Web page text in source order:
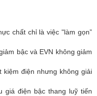
chất chỉ là việc "làm gọn”
bậc và EVN không giảm
điện nhưng không giải
giá điện bậc thang luỹ tiến